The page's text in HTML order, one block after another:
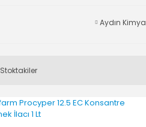
Aydın Kimya
Stoktakiler